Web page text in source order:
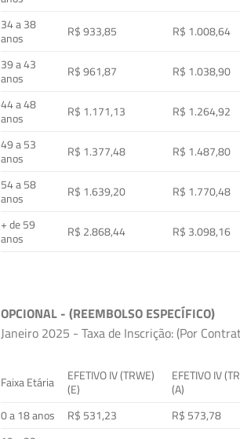
34 a 38
anos
R$ 933,85 R$ 1.008,64
39 a 43
anos
R$ 961,87 R$ 1.038,90
44 a 48
anos
R$ 1.171,13 R$ 1.264,92
49 a 53
anos
R$ 1.377,48 R$ 1.487,80
54 a 58
anos
R$ 1.639,20 R$ 1.770,48
+ de 59
anos
R$ 2.868,44 R$ 3.098,16
OPCIONAL - (REEMBOLSO ESPECÍFICO)
Janeiro 2025 - Taxa de Inscrição: (Por
Faixa Etária
EFETIVO IV (TRWE)
(E)
EFETIVO IV
(A)
0 a 18 anos
R$ 531,23 R$ 573,78